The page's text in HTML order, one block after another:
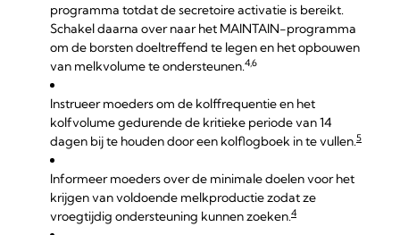
programma totdat de secretoire activatie is bereikt.
Schakel daarna over naar het MAINTAIN-programma
om de borsten doeltreffend te legen en het opbouwen
van melkvolume te ondersteunen.4,6
Instrueer moeders om de kolffrequentie en het
kolfvolume gedurende de kritieke periode van 14
dagen bij te houden door een kolflogboek in te vullen.5
Informeer moeders over de minimale doelen voor het
krijgen van voldoende melkproductie zodat ze
vroegtijdig ondersteuning kunnen zoeken.4